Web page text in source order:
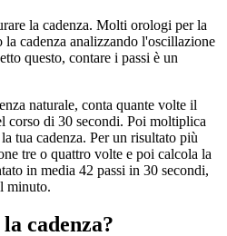
la cadenza. Molti orologi per la
la cadenza analizzando l'oscillazione
questo, contare i passi è un
naturale, conta quante volte il
corso di 30 secondi. Poi moltiplica
tua cadenza. Per un risultato più
tre o quattro volte e poi calcola la
in media 42 passi in 30 secondi,
minuto.
cadenza?